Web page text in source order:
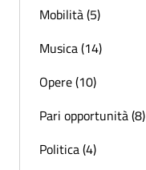
Mobilità (5)
Musica (14)
Opere (10)
Pari opportunità (8)
Politica (4)